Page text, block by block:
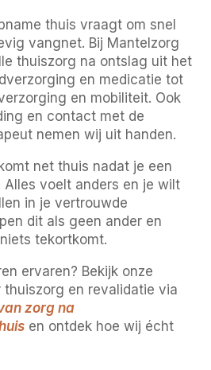
thuis vraagt om snel
vangnet. Bij Mantelzorg
thuiszorg na ontslag uit het
en medicatie tot
en mobiliteit. Ook
en contact met de
nemen wij uit handen.
net thuis nadat je een
voelt anders en je wilt
in je vertrouwde
dit als geen ander en
tekortkomt.
ervaren? Bekijk onze
en revalidatie via
zorg na
en ontdek hoe wij écht